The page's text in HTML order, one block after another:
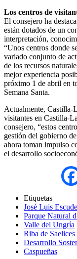
Los centros de
El consejero ha
están dotados de un
interpretación,
“Unos centros donde
variado conjunto de
de los recursos
mejor experiencia
próximo 1 de abril en
Semana Santa.
Actualmente, Castilla-
visitantes en Castilla-
consejero, “estos
gestión del gobierno
ahora toman impulso
el desarrollo
Etiquetas
José Luis
Parque Natural
Valle del Ungría
Riba de Saelices
Desarrollo
Caspueñas